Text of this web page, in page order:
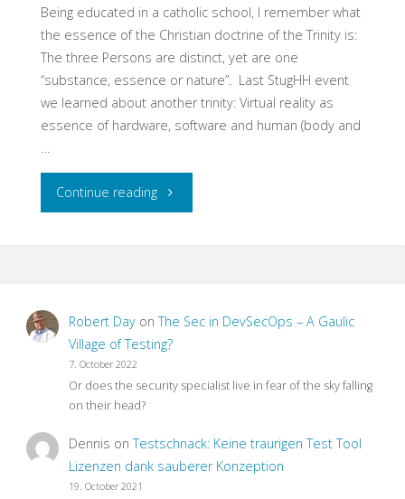
Being educated in a catholic school, I remember what
the essence of the Christian doctrine of the Trinity is:
The three Persons are distinct, yet are one
“substance, essence or nature”. Last StugHH event
we learned about another trinity: Virtual reality as
essence of hardware, software and human (body and
…
Continue reading"VR
Trinity
of
Robert DayonThe Sec in DevSecOps – A Gaulic
Village of Testing?
7. October 2022
Or does the security specialist live in fear of the sky falling
on their head?
Dennis onTestschnack: Keine traurigen Test Tool
Lizenzen dank sauberer Konzeption
19. October 2021